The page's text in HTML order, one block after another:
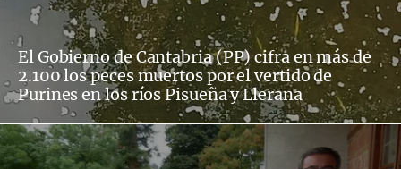
El Gobierno de Cantabria (PP) cifra en más de
2.100 los peces muertos por el vertido de
Purines en los ríos Pisueña y Llerana